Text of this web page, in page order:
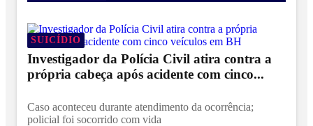
SUICÍDIO
Investigador da Polícia Civil atira contra a
própria cabeça após acidente com cinco...
Caso aconteceu durante atendimento da ocorrência;
policial foi socorrido com vida